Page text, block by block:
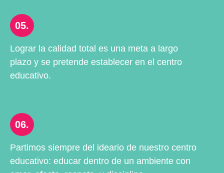
05.
Lograr la calidad total es una meta a largo
plazo y se pretende establecer en el centro
educativo.
06.
Partimos siempre del ideario de nuestro centro
educativo: educar dentro de un ambiente con